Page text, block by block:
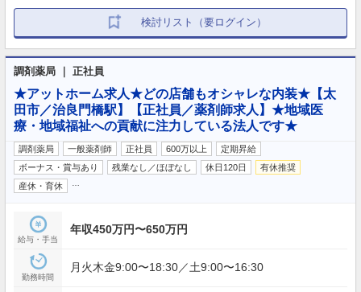
検討リスト（要ログイン）
調剤薬局 ｜ 正社員
★アットホーム求人★どの店舗もオシャレな内装★【太
田市／治良門橋駅】【正社員／薬剤師求人】★地域医
療・地域福祉への貢献に注力している法人です★
調剤薬局 一般薬剤師 正社員 600万以上
定期昇給
ボーナス・賞与あり
残業なし／ほぼなし 休日120日
有休推奨
産休・育休
給与・手当
年収450万円〜650万円
勤務時間
月火木金9:00〜18:30／土9:00〜16:30